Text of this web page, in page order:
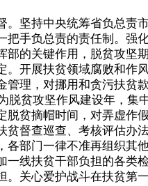
。坚持中央统筹省负总责
把手负总责的责任制。强
部的关键作用，脱贫攻坚
。开展扶贫领域腐败和作
管理，对挪用和贪污扶贫
脱贫攻坚作风建设年，集
脱贫摘帽时间，对弄虚作
贫督查巡查、考核评估办
各部门一律不准再组织其
一线扶贫干部负担的各类
。关心爱护战斗在扶贫第